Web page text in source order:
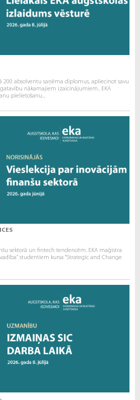
200 absolventu saņēma diplomus, apliecinot savu
nākamajiem izaicinājumiem.. EKA
pielietošanu...
sektorā un fintech tendencēm. EKA maģistra
studentiem kursa “Strategic and Change